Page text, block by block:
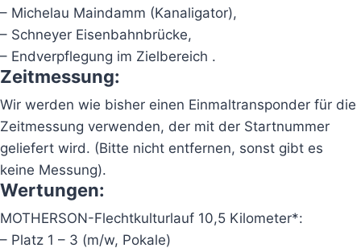
– Michelau Maindamm (Kanaligator),
– Schneyer Eisenbahnbrücke,
– Endverpflegung im Zielbereich .
Zeitmessung:
Wir werden wie bisher einen Einmaltransponder für die
Zeitmessung verwenden, der mit der Startnummer
geliefert wird. (Bitte nicht entfernen, sonst gibt es
keine Messung).
Wertungen:
MOTHERSON-Flechtkulturlauf 10,5 Kilometer*:
– Platz 1 – 3 (m/w, Pokale)